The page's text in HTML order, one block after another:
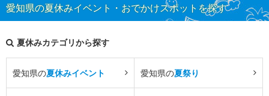
愛知県の夏休みイベント・おでかけスポットを探す
夏休みカテゴリから探す
愛知県の夏休みイベント 愛知県の夏祭り